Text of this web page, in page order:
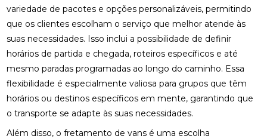
variedade de pacotes e opções personalizáveis, permitindo
que os clientes escolham o serviço que melhor atende às
suas necessidades. Isso inclui a possibilidade de definir
horários de partida e chegada, roteiros específicos e até
mesmo paradas programadas ao longo do caminho. Essa
flexibilidade é especialmente valiosa para grupos que têm
horários ou destinos específicos em mente, garantindo que
o transporte se adapte às suas necessidades.
Além disso, o fretamento de vans é uma escolha